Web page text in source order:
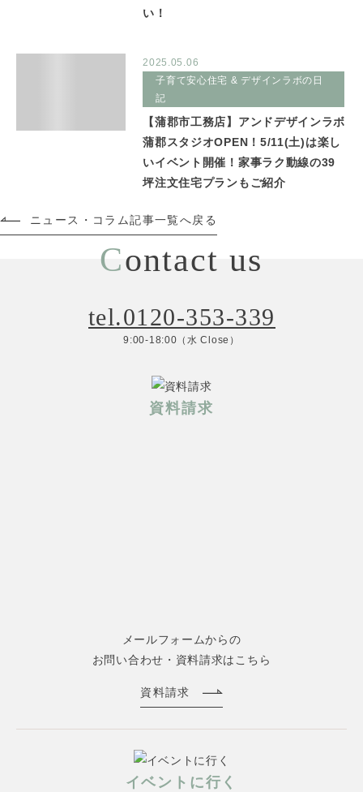
い！
2025.05.06
子育て安心住宅 & デザインラボの日
記
【蒲郡市工務店】アンドデザインラボ
蒲郡スタジオOPEN！5/11(土)は楽し
いイベント開催！家事ラク動線の39
坪注文住宅プランもご紹介
ニュース・コラム記事一覧へ戻る
Contact us
tel.0120-353-339
9:00-18:00（水 Close）
資料請求
メールフォームからの
お問い合わせ・資料請求はこちら
資料請求
イベントに行く